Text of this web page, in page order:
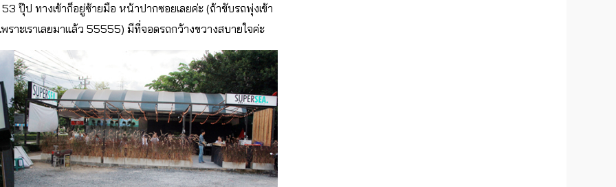
ปุ๊ป ทางเข้าก็อยู่ซ้ายมือ หน้าปากซอยเลยค่ะ (ถ้าขับรถพุ่งเข้า
ราะเราเลยมาแล้ว 55555) มีที่จอดรถกว้างขวางสบายใจค่ะ